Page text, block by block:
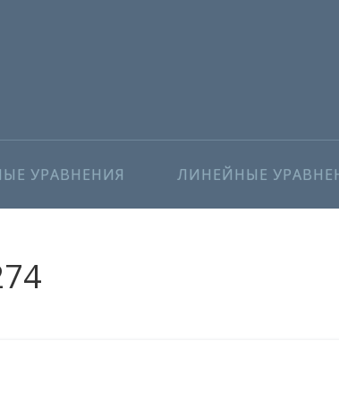
УРАВНЕНИЯ ЛИНЕЙНЫЕ